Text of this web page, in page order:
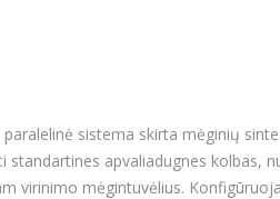
sistema skirta mėginių
standartines apvaliadugnes kolbas,
virinimo mėgintuvėlius.